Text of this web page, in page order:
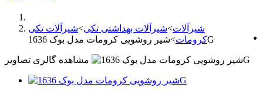
شیرآلات>شیرآلات بهداشتی تکی>شیرآلات تکی
کرومات> شیر روشویی کرومات مدل بوک 1636G
مشاهده گالری تصاویر